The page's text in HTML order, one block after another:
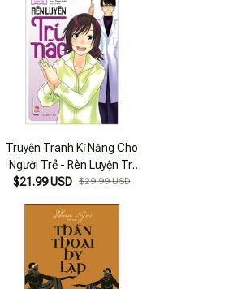
Truyện Tranh Kĩ Năng Cho
Người Trẻ - Rèn Luyện Trí
Não
$21.99 USD $29.99 USD